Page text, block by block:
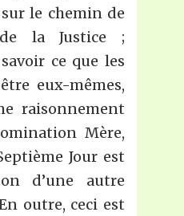
le chemin de
la Justice ;
ce que les
eux-mêmes,
raisonnement
Mère,
Jour est
d’une autre
outre, ceci est